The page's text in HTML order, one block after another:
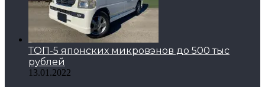
ТОП-5 японских микровэнов до 500 тыс
рублей
13.01.2022